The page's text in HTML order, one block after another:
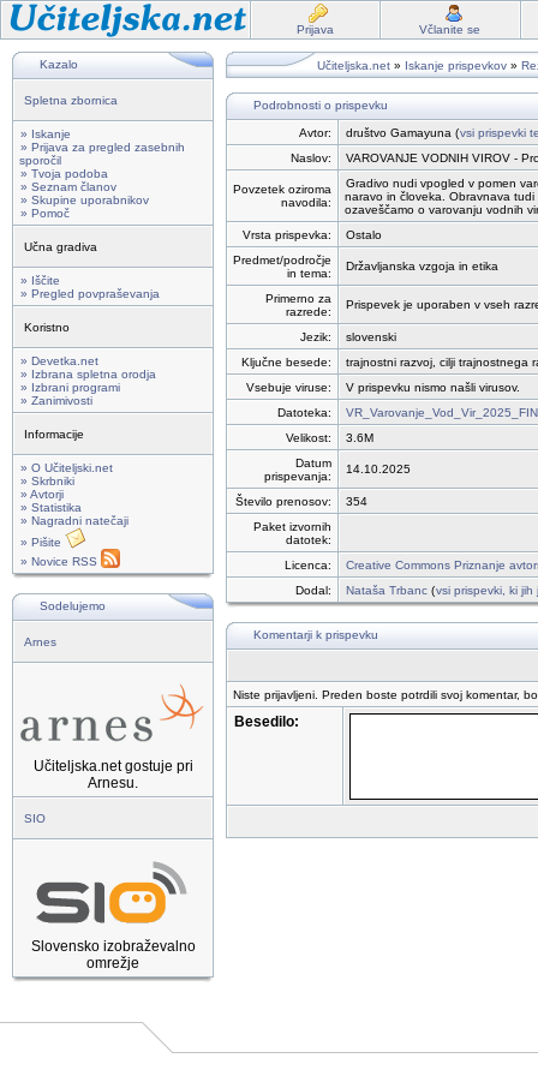
Prijava Včlanite se
Kazalo
Spletna zbornica
» Iskanje
» Prijava za pregled zasebnih
sporočil
» Tvoja podoba
» Seznam članov
» Skupine uporabnikov
» Pomoč
Učna gradiva
» Iščite
» Pregled povpraševanja
Koristno
» Devetka.net
» Izbrana spletna orodja
» Izbrani programi
» Zanimivosti
Informacije
» O Učiteljski.net
» Skrbniki
» Avtorji
» Statistika
» Nagradni natečaji
» Pišite
» Novice RSS
Sodelujemo
Arnes
Učiteljska.net gostuje pri
Arnesu.
SIO
Slovensko izobraževalno
omrežje
Učiteljska.net » Iskanje prispevkov »
Podrobnosti o prispevku
Avtor: društvo Gamayuna (vsi prispevki
Naslov:
VAROVANJE VODNIH VIROV -
Povzetek oziroma
navodila:
Gradivo nudi vpogled v pomen
naravo in človeka. Obravnava
ozaveščamo o varovanju vodnih
Vrsta prispevka:
Ostalo
Predmet/področje
in tema:
Državljanska vzgoja in etika
Primerno za
razrede:
Prispevek je uporaben v vseh
Jezik:
slovenski
Ključne besede:
trajnostni razvoj, cilji trajnostnega
Vsebuje viruse:
V prispevku nismo našli virusov.
Datoteka:
Velikost:
3.6M
Datum
prispevanja:
14.10.2025
Število prenosov:
354
Paket izvornih
datotek:
Licenca:
Creative Commons Priznanje
Dodal:
Nataša Trbanc (vsi prispevki, ki
Komentarji k prispevku
Niste prijavljeni. Preden boste potrdili svoj komentar,
Besedilo: